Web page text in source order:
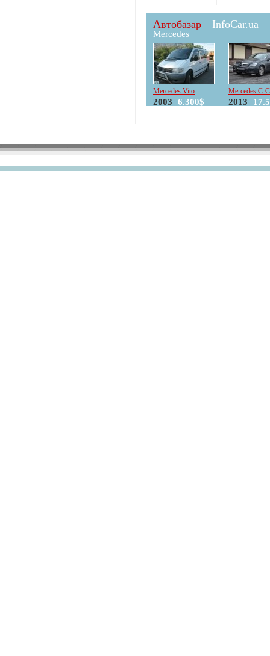
Автобазар InfoCar.ua
Mercedes
Mercedes Vito
2003 6.300$
Mercedes C-
2013